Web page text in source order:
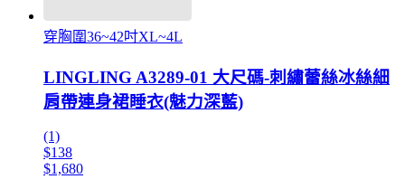
穿胸圍36~42吋XL~4L
LINGLING A3289-01 大尺碼-刺繡蕾絲冰絲細
肩帶連身裙睡衣(魅力深藍)
(1)
$138
$1,680